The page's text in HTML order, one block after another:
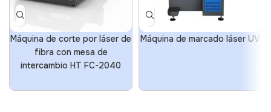
Máquina de corte por láser de
fibra con mesa de
intercambio HT FC-2040
Máquina de marcado láser UV